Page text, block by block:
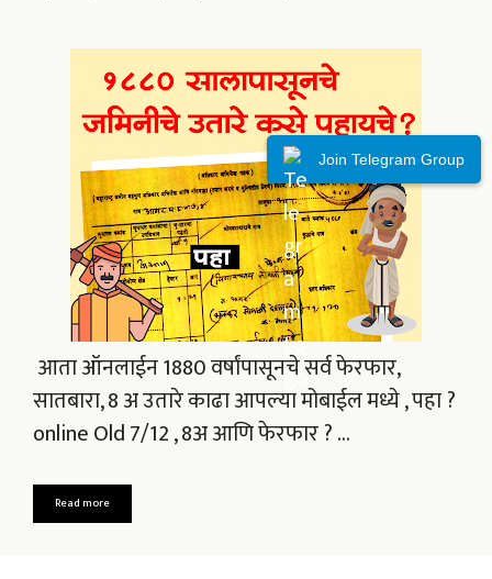
आता ऑनलाईन 1880 वर्षांपासूनचे सर्व फेरफार,
सातबारा, 8 अ उतारे काढा आपल्या मोबाईल मध्ये , पहा ?
online Old 7/12 , 8अ आणि फेरफार ? …
Read more
Join Telegram Group